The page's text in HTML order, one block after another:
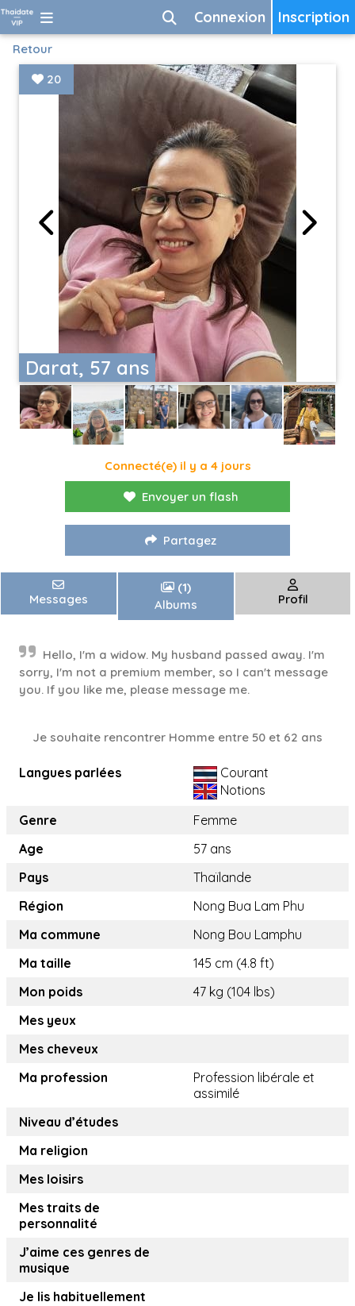
Inscription
Connexion
Retour
Darat, 57 ans
20
Connecté(e) il y a 4 jours
Envoyer un flash
Partagez
Messages
(1)
Albums
Profil
Hello, I'm a widow. My husband passed away. I'm
sorry, I'm not a premium member, so I can't message
you. If you like me, please message me.
Je souhaite rencontrer Homme entre 50 et 62 ans
Langues parlées
Courant
Notions
Genre
Femme
Age
57 ans
Pays
Thaïlande
Région
Nong Bua Lam Phu
Ma commune
Nong Bou Lamphu
Ma taille
145 cm (4.8 ft)
Mon poids
47 kg (104 lbs)
Mes yeux
Mes cheveux
Ma profession
Profession libérale et
assimilé
Niveau d’études
Ma religion
Mes loisirs
Mes traits de
personnalité
J’aime ces genres de
musique
Je lis habituellement